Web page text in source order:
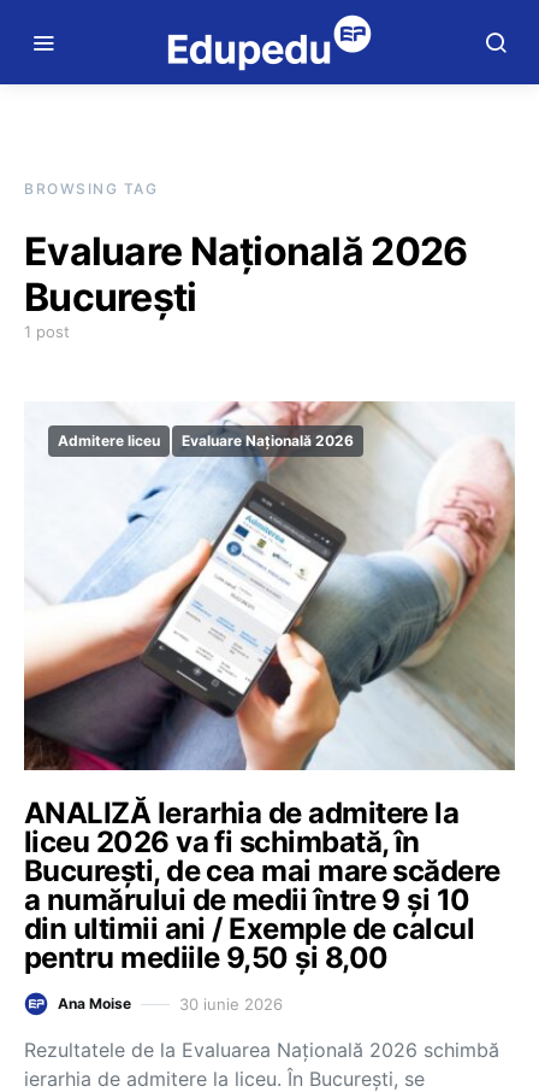
BROWSING TAG
Evaluare Națională 2026
București
1 post
Admitere liceu Evaluare Națională 2026
ANALIZĂ Ierarhia de admitere la
liceu 2026 va fi schimbată, în
București, de cea mai mare scădere
a numărului de medii între 9 și 10
din ultimii ani / Exemple de calcul
pentru mediile 9,50 și 8,00
Ana Moise 30 iunie 2026
Rezultatele de la Evaluarea Națională 2026 schimbă
ierarhia de admitere la liceu. În București, se